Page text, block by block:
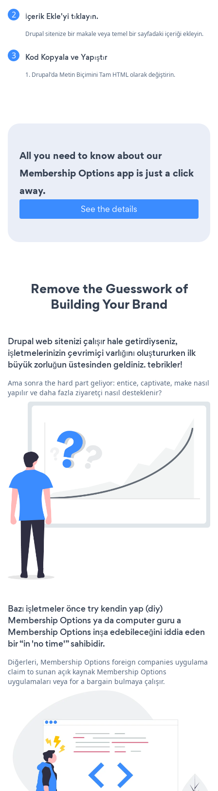
İçerik Ekle'yi tıklayın.
Drupal sitenize bir makale veya temel bir sayfadaki içeriği ekleyin.
Kod Kopyala ve Yapıştır
1. Drupal'da Metin Biçimini Tam HTML olarak değiştirin.
All you need to know about our
Membership Options app is just a click
away.
See the details
Remove the Guesswork of
Building Your Brand
Drupal web sitenizi çalışır hale getirdiyseniz,
işletmelerinizin çevrimiçi varlığını oluştururken ilk
büyük zorluğun üstesinden geldiniz. tebrikler!
Ama sonra the hard part geliyor: entice, captivate, make nasıl
yapılır ve daha fazla ziyaretçi nasıl desteklenir?
Bazı işletmeler önce try kendin yap (diy)
Membership Options ya da computer guru a
Membership Options inşa edebileceğini iddia eden
bir “in 'no time'” sahibidir.
Diğerleri, Membership Options foreign companies uygulama
claim to sunan açık kaynak Membership Options
uygulamaları veya for a bargain bulmaya çalışır.